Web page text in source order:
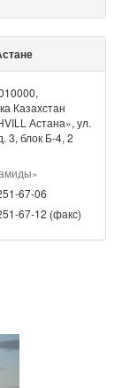
Казахстан
Астана», ул.
3, блок Б-4, 2
67-06
67-12 (факс)